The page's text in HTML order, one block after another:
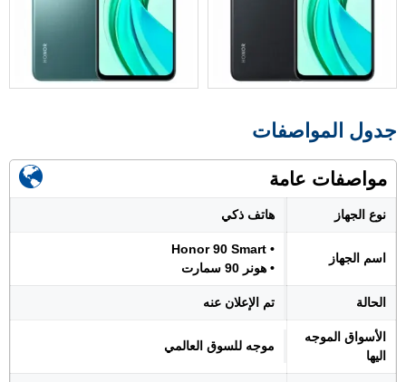
جدول المواصفات
مواصفات عامة
نوع الجهاز هاتف ذكي
اسم الجهاز
• Honor 90 Smart
• هونر 90 سمارت
الحالة تم الإعلان عنه
الأسواق الموجه
اليها
موجه للسوق العالمي